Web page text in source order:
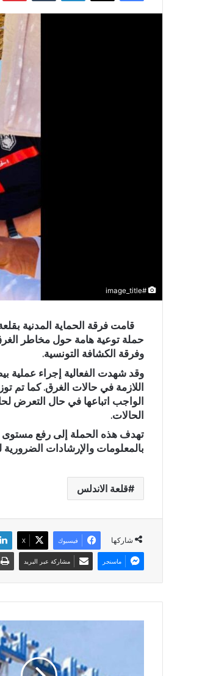
#image_title
قامت فرقة الحماية المدنية بقلعة
حملة توعية هامة حول مخاطر
وفرقة الكشافة التونسية.
وقد شهدت الفعالية إجراء عملية
اللازمة في حالات الغرق. كما تم
الواجب اتباعها في حال التعرض
الحالات.
تهدف هذه الحملة إلى رفع مستوى
بالمعلومات والإرشادات
قلعة الاندلس
شاركها فيسبوك X
ماسنجر مشاركة عبر البريد